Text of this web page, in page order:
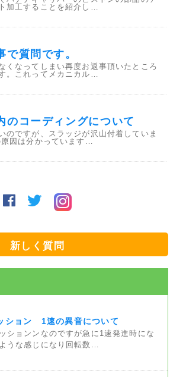
加工することを紹介し…
で質問です。
くなってしまい再度お返事頂いたところ
。これってメカニカル…
のコーディングについて
のですが、スラッジが沢山付着していま
因は分かっています…
新しく質問
ション 1速の異音について
ションンなのですが急に1速発進時にな
うな感じになり回転数…